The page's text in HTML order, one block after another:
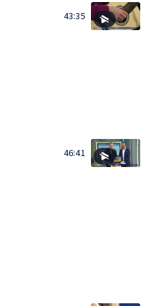
43:35
46:41